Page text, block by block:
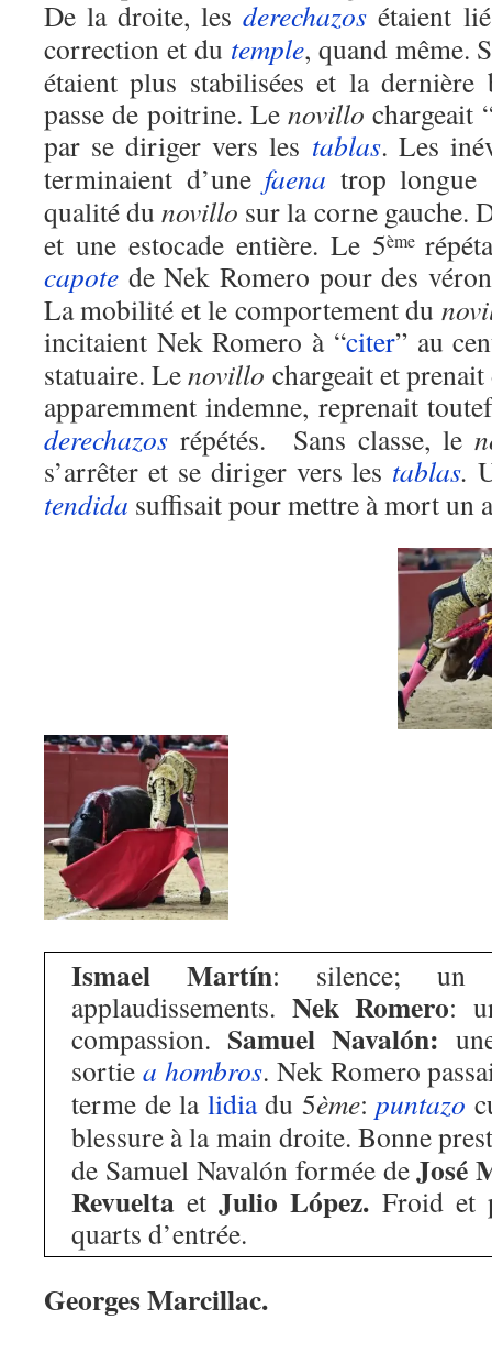
De la droite, lesderechazos étaient
correction et du temple, quand même.
étaient plus stabilisées et la
passe de poitrine. Le novillo chargeait
par se diriger vers les tablas. Les
terminaient d’une faena trop longue
qualité dunovillo sur la corne gauche.
et une estocade entière. Le 5ème
capote de Nek Romero pour des
La mobilité et le comportement du
incitaient Nek Romero à “citer” au
statuaire. Lenovillo chargeait et
apparemment indemne, reprenait
derechazos répétés. Sans classe, le
s’arrêter et se diriger vers les tablas.
tendida suffisait pour mettre à mort un
Ismael Martín: silence; un
applaudissements. Nek Romero:
compassion. Samuel Navalón:
sortie a hombros. Nek Romero
terme de la lidiadu 5ème: puntazo
blessure à la main droite. Bonne
de Samuel Navalón formée deJosé
Revuelta etJulio López. Froid et
quarts d’entrée.
Georges Marcillac.